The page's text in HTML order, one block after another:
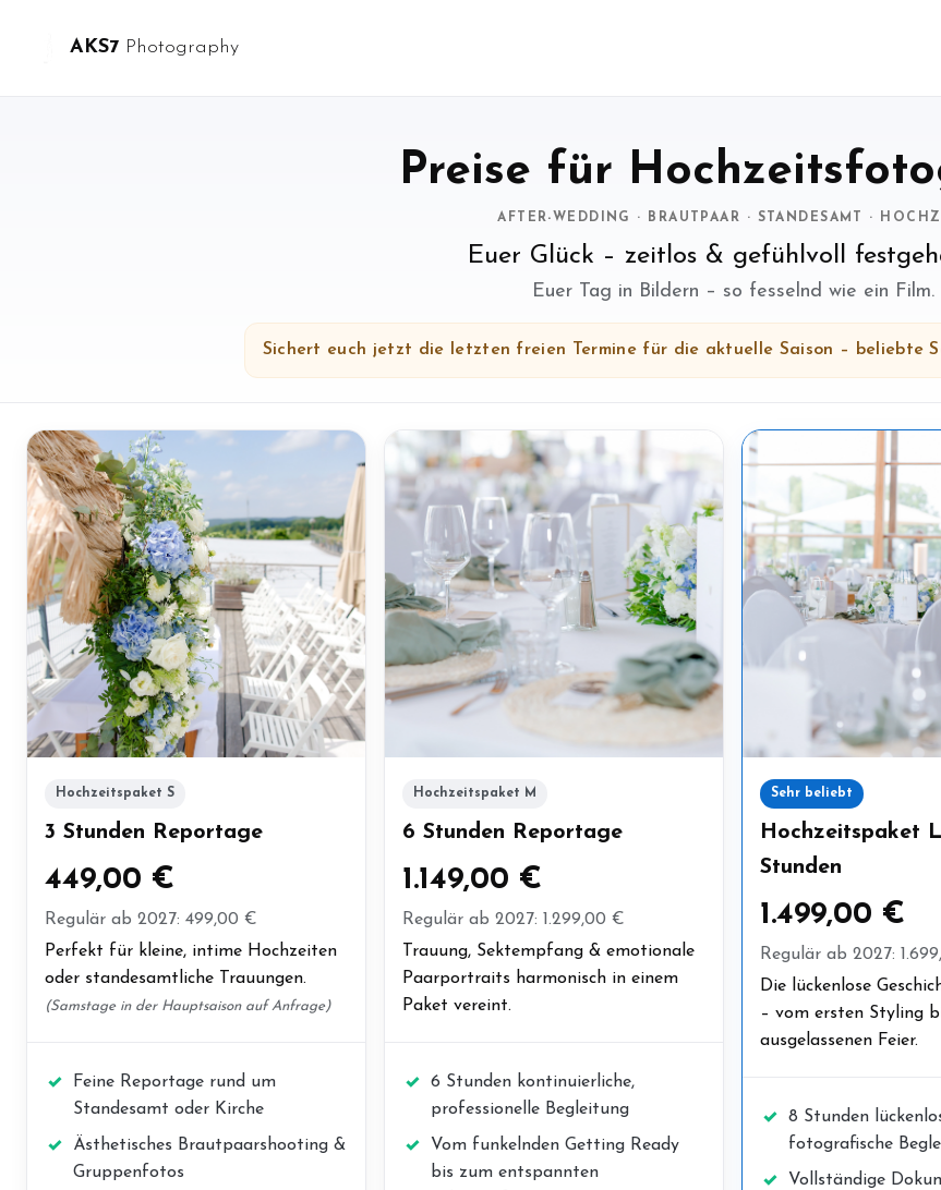
AKS7 Photography
Preise für
AFTER-WEDDING · BRAUTPAAR · STANDESAMT ·
Euer Glück – zeitlos & gefühlvoll
Euer Tag in Bildern – so fesselnd wie ein Film.
Sichert euch jetzt die letzten freien Termine für die aktuelle Saison – beliebte
Hochzeitspaket S
3 Stunden Reportage
449,00 €
Regulär ab 2027: 499,00 €
Perfekt für kleine, intime Hochzeiten
oder standesamtliche Trauungen.
(Samstage in der Hauptsaison auf Anfrage)
Feine Reportage rund um
Standesamt oder Kirche
Ästhetisches Brautpaarshooting &
Gruppenfotos
Hochzeitspaket M
6 Stunden Reportage
1.149,00 €
Regulär ab 2027: 1.299,00 €
Trauung, Sektempfang & emotionale
Paarportraits harmonisch in einem
Paket vereint.
6 Stunden kontinuierliche,
professionelle Begleitung
Vom funkelnden Getting Ready
bis zum entspannten
Sehr beliebt
Hochzeitspaket
Stunden
1.499,00 €
Regulär ab 2027:
Die lückenlose
– vom ersten Styling
ausgelassenen Feier.
8 Stunden
fotografische
Vollständige